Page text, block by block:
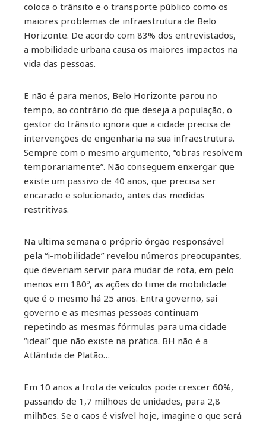
coloca o trânsito e o transporte público como os
maiores problemas de infraestrutura de Belo
Horizonte. De acordo com 83% dos entrevistados,
a mobilidade urbana causa os maiores impactos na
vida das pessoas.
E não é para menos, Belo Horizonte parou no
tempo, ao contrário do que deseja a população, o
gestor do trânsito ignora que a cidade precisa de
intervenções de engenharia na sua infraestrutura.
Sempre com o mesmo argumento, “obras resolvem
temporariamente”. Não conseguem enxergar que
existe um passivo de 40 anos, que precisa ser
encarado e solucionado, antes das medidas
restritivas.
Na ultima semana o próprio órgão responsável
pela “i-mobilidade” revelou números preocupantes,
que deveriam servir para mudar de rota, em pelo
menos em 180º, as ações do time da mobilidade
que é o mesmo há 25 anos. Entra governo, sai
governo e as mesmas pessoas continuam
repetindo as mesmas fórmulas para uma cidade
“ideal” que não existe na prática. BH não é a
Atlântida de Platão…
Em 10 anos a frota de veículos pode crescer 60%,
passando de 1,7 milhões de unidades, para 2,8
milhões. Se o caos é visível hoje, imagine o que será